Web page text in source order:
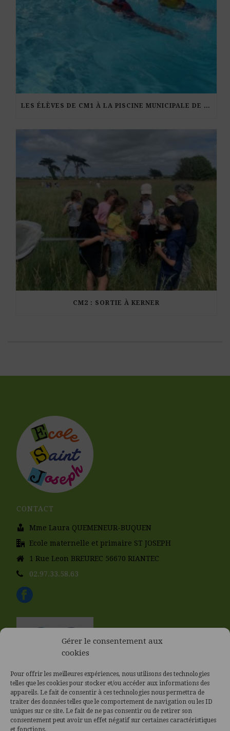
Gérer le consentement aux
cookies
Pour offrir les meilleures expériences, nous utilisons des technologies
telles que les cookies pour stocker et/ou accéder aux informations des
appareils. Le fait de consentir à ces technologies nous permettra de
traiter des données telles que le comportement de navigation ou les ID
uniques sur ce site. Le fait de ne pas consentir ou de retirer son
consentement peut avoir un effet négatif sur certaines caractéristiques
et fonctions.
LES ÉLÈVES DE CM1 À LA PISCINE MUNICIPALE DE KERDURAND
CM2 : SORTIE À KERNER
CONTACT
Mme Laura QUEMENEUR-BUQUEN
Ecole maternelle et primaire ST JOSEPH
1 Rue Leon BREUREC 56670 RIANTEC
02.97.33.58.63